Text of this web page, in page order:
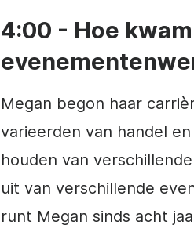
4:00 - Hoe
Megan begon haar
varieerden van handel
houden van
uit van verschillende
runt Megan sinds acht